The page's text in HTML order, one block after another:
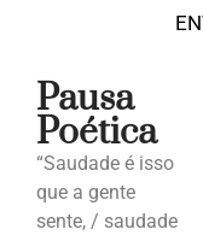
Pausa
Poética
“Saudade é isso
que a gente
sente, / saudade